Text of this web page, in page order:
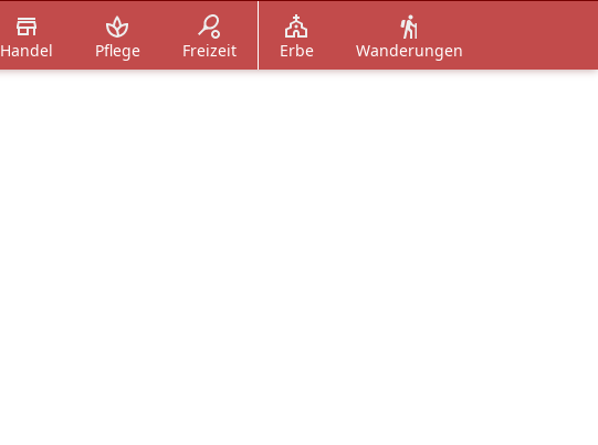
Handel Pflege Freizeit Erbe Wanderungen